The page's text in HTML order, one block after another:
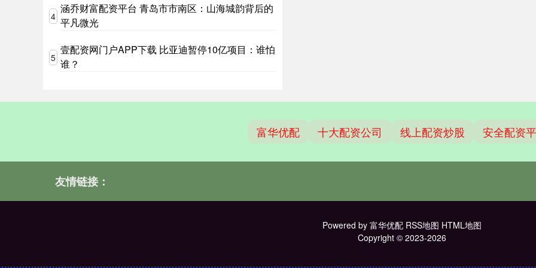
4
涵乔财富配资平台 青岛市市南区：山海城韵背后的
平凡微光
5
壹配资网门户APP下载 比亚迪暂停10亿项目：谁怕
谁？
富华优配 十大配资公司 线上配资炒股 安全配资
友情链接：
Powered by 富华优配 RSS地图 HTML地图
Copyright © 2023-2026